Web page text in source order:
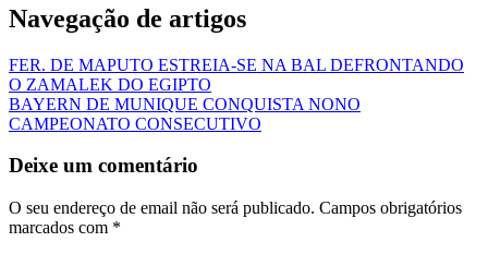
Navegação de artigos
FER. DE MAPUTO ESTREIA-SE NA BAL DEFRONTANDO
O ZAMALEK DO EGIPTO
BAYERN DE MUNIQUE CONQUISTA NONO
CAMPEONATO CONSECUTIVO
Deixe um comentário
O seu endereço de email não será publicado. Campos obrigatórios
marcados com *